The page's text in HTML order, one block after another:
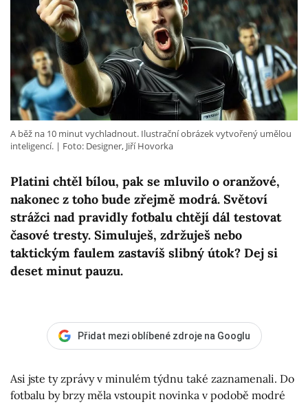
Platini chtěl bílou, pak se mluvilo o oranžové,
nakonec z toho bude zřejmě modrá. Světoví
strážci nad pravidly fotbalu chtějí dál testovat
časové tresty. Simuluješ, zdržuješ nebo
taktickým faulem zastavíš slibný útok? Dej si
deset minut pauzu.
A běž na 10 minut vychladnout. Ilustrační obrázek vytvořený umělou
inteligencí.
Foto: Designer, Jiří Hovorka
Přidat mezi oblíbené zdroje na Googlu
Asi jste ty zprávy v minulém týdnu také zaznamenali. Do
fotbalu by brzy měla vstoupit novinka v podobě modré